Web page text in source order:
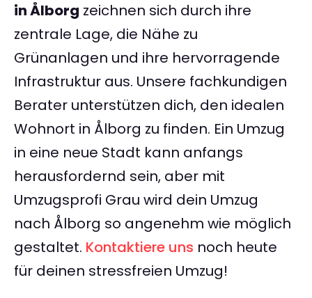
in Ålborg zeichnen sich durch ihre
zentrale Lage, die Nähe zu
Grünanlagen und ihre hervorragende
Infrastruktur aus. Unsere fachkundigen
Berater unterstützen dich, den idealen
Wohnort in Ålborg zu finden. Ein Umzug
in eine neue Stadt kann anfangs
herausfordernd sein, aber mit
Umzugsprofi Grau wird dein Umzug
nach Ålborg so angenehm wie möglich
gestaltet. Kontaktiere uns noch heute
für deinen stressfreien Umzug!